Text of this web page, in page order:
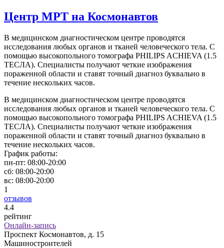
Центр МРТ на Космонавтов
В медицинском диагностическом центре проводятся
исследования любых органов и тканей человеческого тела. С
помощью высокопольного томографа PHILIPS ACHIEVA (1.5
ТЕСЛА). Специалисты получают четкие изображения
пораженной области и ставят точный диагноз буквально в
течение нескольких часов.
В медицинском диагностическом центре проводятся
исследования любых органов и тканей человеческого тела. С
помощью высокопольного томографа PHILIPS ACHIEVA (1.5
ТЕСЛА). Специалисты получают четкие изображения
пораженной области и ставят точный диагноз буквально в
течение нескольких часов.
График работы:
пн-пт: 08:00-20:00
сб: 08:00-20:00
вс: 08:00-20:00
1
отзывов
4.4
рейтинг
Онлайн-запись
Проспект Космонавтов, д. 15
Машиностроителей